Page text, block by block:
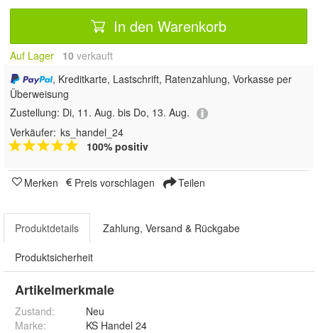
In den Warenkorb
Auf Lager 10 verkauft
, Kreditkarte, Lastschrift, Ratenzahlung, Vorkasse per
Überweisung
Zustellung: Di, 11. Aug. bis Do, 13. Aug.
Verkäufer: ks_handel_24
100% positiv
Merken Preis vorschlagen Teilen
Produktdetails Zahlung, Versand & Rückgabe
Produktsicherheit
Artikelmerkmale
Zustand:
Neu
Marke:
KS Handel 24